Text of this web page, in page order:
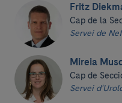
Fritz
Cap de la
Servei de
Mireia
Cap de
Servei